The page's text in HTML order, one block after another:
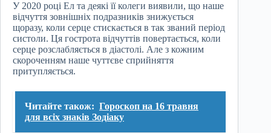
У 2020 році Ел та деякі її колеги виявили, що наше
відчуття зовнішніх подразників знижується
щоразу, коли серце стискається в так званий період
систоли. Ця гострота відчуттів повертається, коли
серце розслабляється в діастолі. Але з кожним
скороченням наше чуттєве сприйняття
притупляється.
Читайте також: Гороскоп на 16 травня
для всіх знаків Зодіаку